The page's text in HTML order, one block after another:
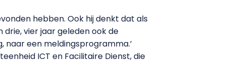
hebben. Ook hij denkt dat als
drie, vier jaar geleden ook de
een meldingsprogramma.’
ICT en Facilitaire Dienst, die